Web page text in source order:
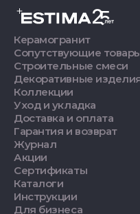
Керамогранит
Сопутствующие
Строительные смеси
Декоративные
Коллекции
Уход и укладка
Доставка и оплата
Гарантия и возврат
Журнал
Акции
Сертификаты
Каталоги
Инструкции
Для бизнеса